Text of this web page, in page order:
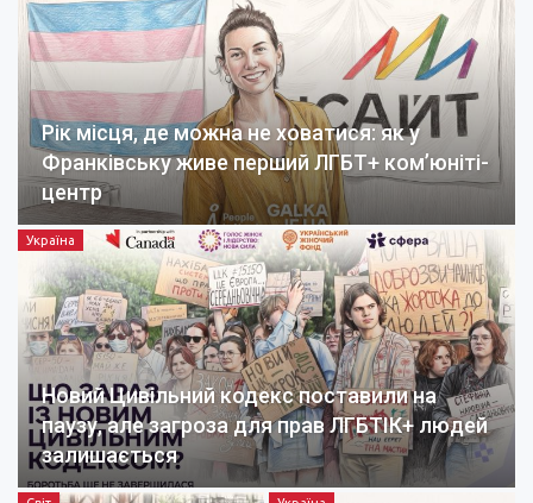
Рік місця, де можна не ховатися: як у
Франківську живе перший ЛГБТ+ ком’юніті-
центр
Україна
Новий Цивільний кодекс поставили на
паузу, але загроза для прав ЛГБТІК+ людей
залишається